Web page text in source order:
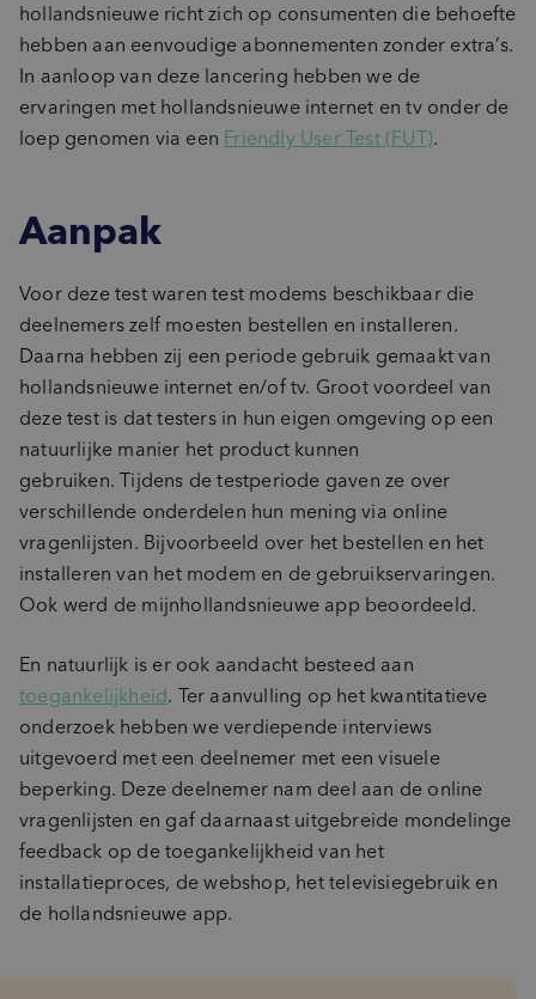
hollandsnieuwe richt zich op consumenten die behoefte
hebben aan eenvoudige abonnementen zonder extra’s.
In aanloop van deze lancering hebben we de
ervaringen met hollandsnieuwe internet en tv onder de
loep genomen via een Friendly User Test (FUT).
Aanpak
Voor deze test waren test modems beschikbaar die
deelnemers zelf moesten bestellen en installeren.
Daarna hebben zij een periode gebruik gemaakt van
hollandsnieuwe internet en/of tv. Groot voordeel van
deze test is dat testers in hun eigen omgeving op een
natuurlijke manier het product kunnen
gebruiken. Tijdens de testperiode gaven ze over
verschillende onderdelen hun mening via online
vragenlijsten. Bijvoorbeeld over het bestellen en het
installeren van het modem en de gebruikservaringen.
Ook werd de mijnhollandsnieuwe app beoordeeld.
En natuurlijk is er ook aandacht besteed aan
toegankelijkheid. Ter aanvulling op het kwantitatieve
onderzoek hebben we verdiepende interviews
uitgevoerd met een deelnemer met een visuele
beperking. Deze deelnemer nam deel aan de online
vragenlijsten en gaf daarnaast uitgebreide mondelinge
feedback op de toegankelijkheid van het
installatieproces, de webshop, het televisiegebruik en
de hollandsnieuwe app.